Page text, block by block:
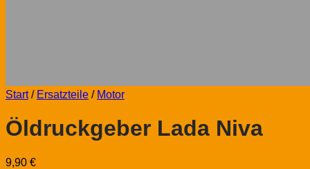
Start / Ersatzteile / Motor
Öldruckgeber Lada Niva
9,90 €